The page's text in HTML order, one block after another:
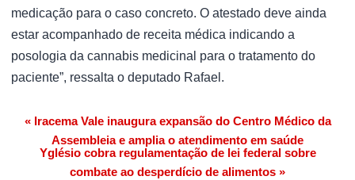
medicação para o caso concreto. O atestado deve ainda
estar acompanhado de receita médica indicando a
posologia da cannabis medicinal para o tratamento do
paciente”, ressalta o deputado Rafael.
Navegação de Post
« Iracema Vale inaugura expansão do Centro Médico da
Assembleia e amplia o atendimento em saúde
Yglésio cobra regulamentação de lei federal sobre
combate ao desperdício de alimentos »